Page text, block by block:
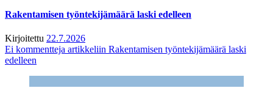
Rakentamisen työntekijämäärä laski edelleen
Kirjoitettu 22.7.2026
Ei kommentteja artikkeliin Rakentamisen työntekijämäärä laski
edelleen